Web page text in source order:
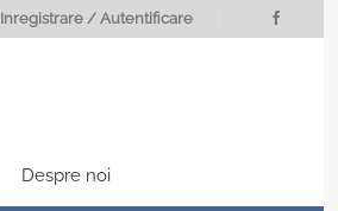
Inregistrare / Autentificare
Despre noi